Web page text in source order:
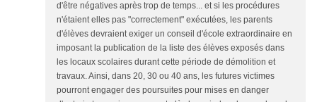
d'être négatives après trop de temps... et si les procédures
n'étaient elles pas "correctement" exécutées, les parents
d'élèves devraient exiger un conseil d'école extraordinaire en
imposant la publication de la liste des élèves exposés dans
les locaux scolaires durant cette période de démolition et
travaux. Ainsi, dans 20, 30 ou 40 ans, les futures victimes
pourront engager des poursuites pour mises en danger